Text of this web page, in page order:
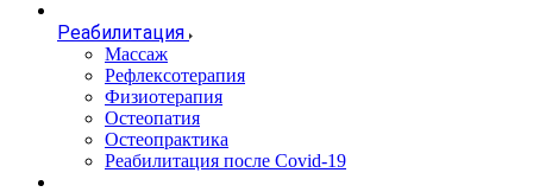
Реабилитация
Массаж
Рефлексотерапия
Физиотерапия
Остеопатия
Остеопрактика
Реабилитация после Covid-19